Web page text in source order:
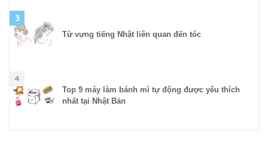
3
Từ vựng tiếng Nhật liên quan đến tóc
4
Top 9 máy làm bánh mì tự động được yêu thích
nhất tại Nhật Bản